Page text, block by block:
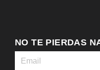
NO TE PIERDAS